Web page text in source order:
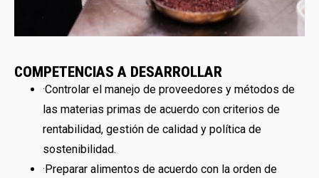
COMPETENCIAS A DESARROLLAR
·Controlar el manejo de proveedores y métodos de
las materias primas de acuerdo con criterios de
rentabilidad, gestión de calidad y política de
sostenibilidad.
·Preparar alimentos de acuerdo con la orden de